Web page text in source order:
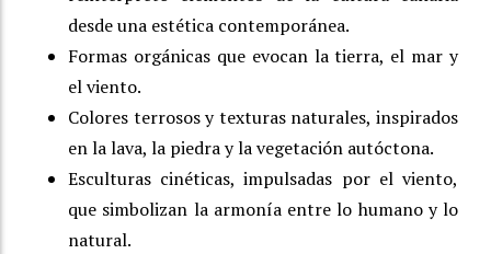
desde una estética contemporánea.
Formas orgánicas que evocan la tierra, el mar y
el viento.
Colores terrosos y texturas naturales, inspirados
en la lava, la piedra y la vegetación autóctona.
Esculturas cinéticas, impulsadas por el viento,
que simbolizan la armonía entre lo humano y lo
natural.